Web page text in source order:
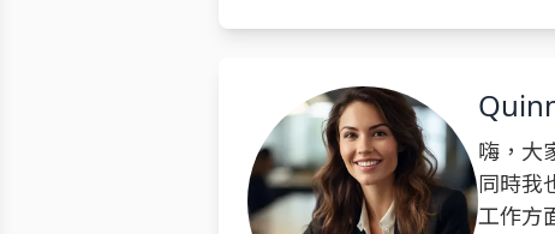
嗨，大
同時我
工作方